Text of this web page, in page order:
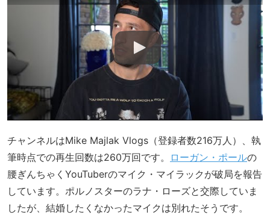
チャンネルはMike Majlak Vlogs（登録者数216万人）、執
筆時点での再生回数は260万回です。
ローガン・ポールの
腰ぎんちゃくYouTuberのマイク・マイラックが破局を報告
しています。ポルノスターのラナ・ローズと交際していま
したが、結婚したくなかったマイクは別れたそうです。